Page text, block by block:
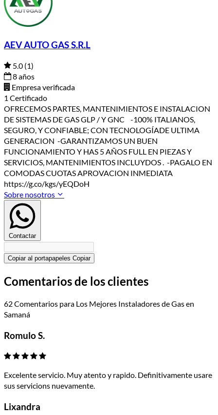
AEV AUTO GAS S.R.L
5.0 (1)
8 años
Empresa verificada
1 Certificado
OFRECEMOS PARTES, MANTENIMIENTOS E INSTALACION
DE SISTEMAS DE GAS GLP / Y GNC -100% ITALIANOS,
SEGURO, Y CONFIABLE; CON TECNOLOGÍADE ULTIMA
GENERACION -GARANTIZAMOS UN BUEN
FUNCIONAMIENTO Y HAS 5 AÑOS FULL EN PIEZAS Y
SERVICIOS, MANTENIMIENTOS INCLUYDOS . -PAGALO EN
COMODAS CUOTAS APROVACION INMEDIATA
https://g.co/kgs/yEQDoH
Sobre nosotros
Contactar
Copiar al portapapeles Copiar
Comentarios de los clientes
62 Comentarios para Los Mejores Instaladores de Gas en
Samaná
Romulo S.
Excelente servicio. Muy atento y rapido. Definitivamente usare
sus servicions nuevamente.
Lixandra